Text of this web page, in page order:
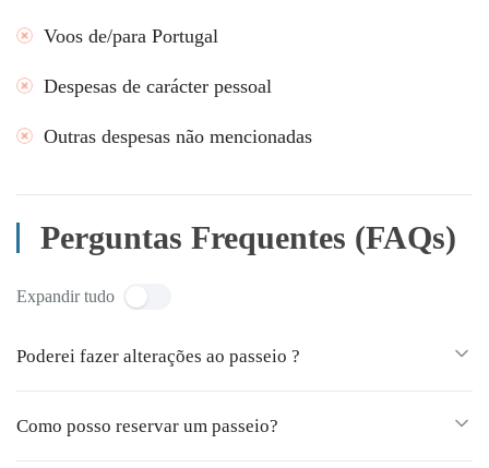
Voos de/para Portugal
Despesas de carácter pessoal
Outras despesas não mencionadas
Perguntas Frequentes (FAQs)
Expandir tudo
Poderei fazer alterações ao passeio ?
Como posso reservar um passeio?